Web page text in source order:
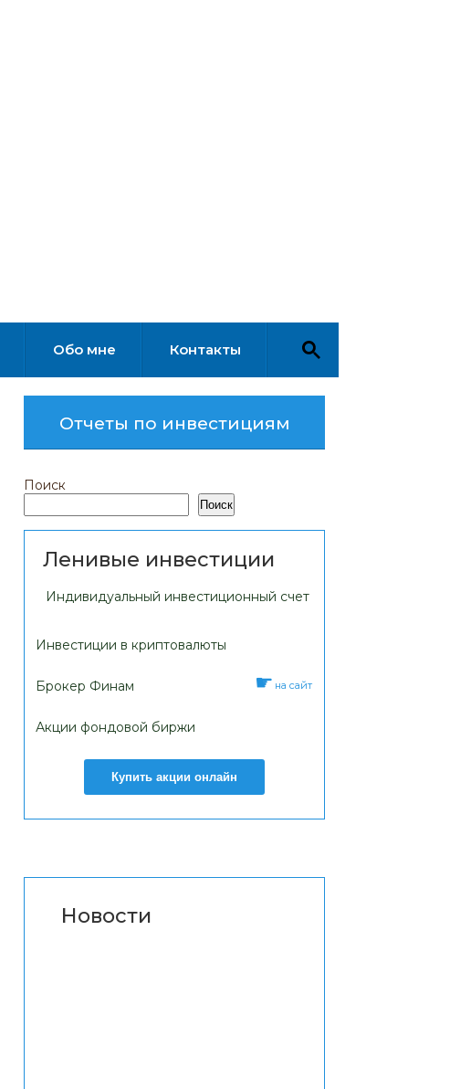
Обо мне Контакты
Отчеты по инвестициям
Поиск
Поиск
Ленивые инвестиции
Индивидуальный инвестиционный счет
Инвестиции в криптовалюты
Брокер Финам на сайт
Акции фондовой биржи
Купить акции онлайн
Новости